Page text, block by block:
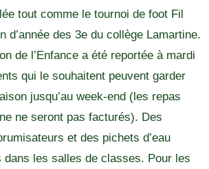
tout comme le tournoi de foot Fil
d’année des 3e du collège Lamartine.
de l’Enfance a été reportée à mardi
qui le souhaitent peuvent garder
jusqu’au week-end (les repas
ne seront pas facturés). Des
et des pichets d’eau
dans les salles de classes. Pour les